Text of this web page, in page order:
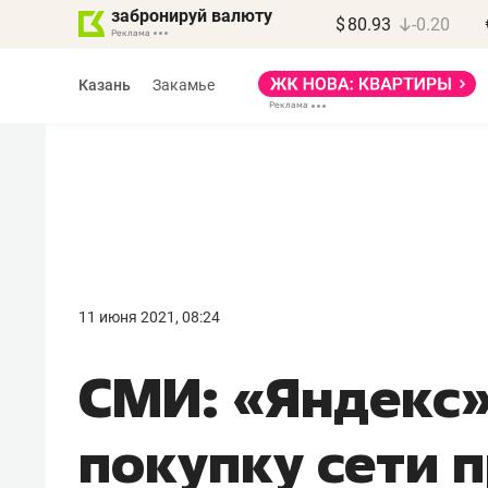
забронируй валюту $ 80.93 -0.20
Казань Закамье
11 июня 2021, 08:24
СМИ:
покупку сети
правил, бизнес может
потерять минимум